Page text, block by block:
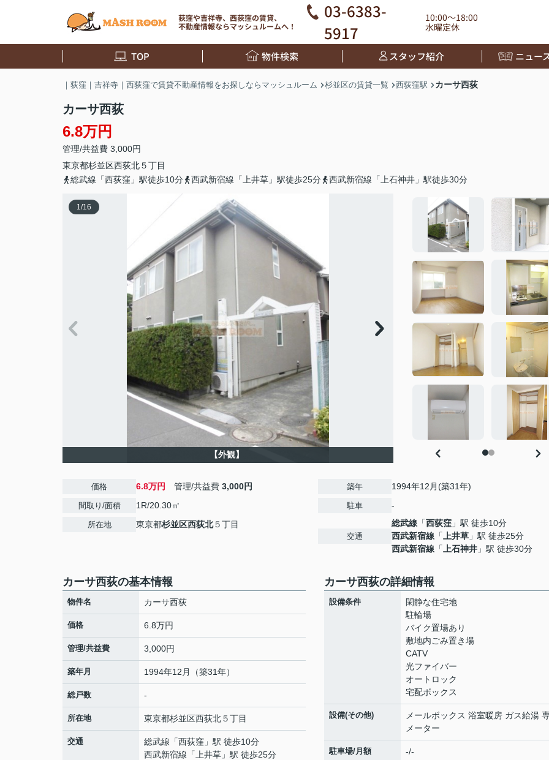
荻窪や吉祥寺、西荻窪の賃貸、
不動産情報ならマッシュルームへ！
03-6383-
5917
10:00～18:00
水曜定休
TOP 物件検索 スタッフ紹介 ニュー
｜荻窪｜吉祥寺｜西荻窪で賃貸不動産情報をお探しならマッシュルーム 杉並区の賃貸一覧 西荻窪駅 カーサ西荻
カーサ西荻
6.8万円
管理/共益費 3,000円
東京都杉並区西荻北５丁目
総武線「西荻窪」駅徒歩10分
西武新宿線「上井草」駅徒歩25分 西武新宿線「上石神井」駅徒歩30分
1/16
【外観】
価格 6.8万円 管理/共益費 3,000円
間取り/面積 1R/20.30㎡
所在地 東京都杉並区西荻北５丁目
築年 1994年12月(築31年)
駐車 -
交通
総武線 「西荻窪 」駅 徒歩10分
西武新宿線 「 上井草 」駅 徒歩25分
西武新宿線 「 上石神井 」駅 徒歩30分
カーサ西荻の基本情報
物件名 カーサ西荻
価格 6.8万円
管理/共益費 3,000円
築年月 1994年12月（築31年）
総戸数 -
所在地 東京都杉並区西荻北５丁目
交通 総武線 「西荻窪 」駅 徒歩10分
西武新宿線 「 上井草 」駅 徒歩25分
カーサ西荻の詳細情報
設備条件
閑静な住宅地
駐輪場
バイク置場あり
敷地内ごみ置き場
CATV
光ファイバー
オートロック
宅配ボックス
設備(その他)
メールボックス 浴室暖房 ガス給湯
メーター
駐車場/月額 -/-